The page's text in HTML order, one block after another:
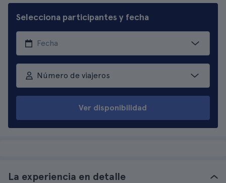
Selecciona participantes y fecha
Número de viajeros
Ver disponibilidad
La experiencia en detalle